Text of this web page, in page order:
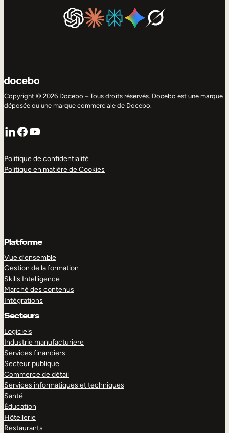
Copyright © 2026 Docebo – Tous droits réservés. Docebo est une marque
déposée ou une marque commerciale de Docebo.
LinkedIn
Facebook
YouTube
Politique de confidentialité
Politique en matière de Cookies
Platforme
Vue d’ensemble
Gestion de la formation
Skills Intelligence
Marché des contenus
Intégrations
Secteurs
Logiciels
Industrie manufacturiere
Services financiers
Secteur publique
Commerce de détail
Services informatiques et techniques
Santé
Éducation
Hôtellerie
Restaurants